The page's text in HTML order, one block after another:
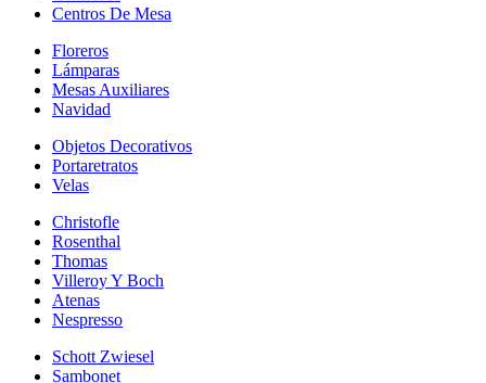
Centros De Mesa
Floreros
Lámparas
Mesas Auxiliares
Navidad
Objetos Decorativos
Portaretratos
Velas
Christofle
Rosenthal
Thomas
Villeroy Y Boch
Atenas
Nespresso
Schott Zwiesel
Sambonet